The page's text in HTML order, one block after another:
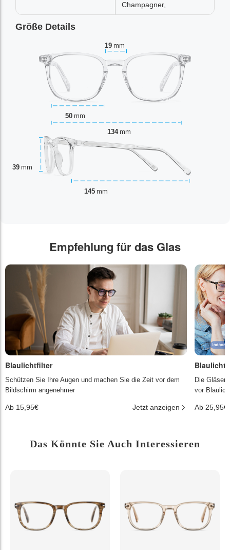
Champagner,
Größe Details
19 mm
50 mm
39 mm
134 mm
145 mm
Empfehlung für das Glas
Blaulichtfilter
Schützen Sie Ihre Augen und machen Sie die Zeit vor dem
Bildschirm angenehmer
Ab 15,95€ Jetzt anzeigen
Die Gläser
vor
Ab 25,95€
Das Könnte Sie Auch Interessieren